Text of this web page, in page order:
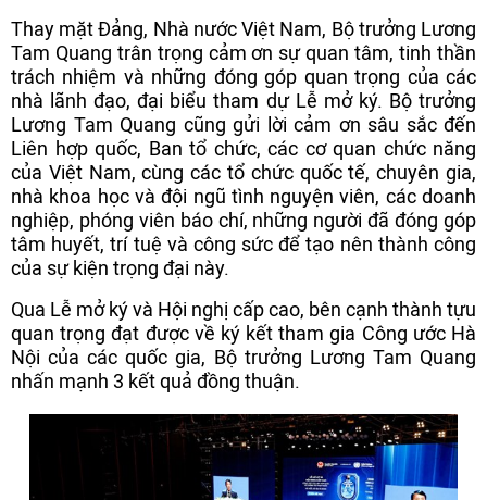
Thay mặt Đảng, Nhà nước Việt Nam, Bộ trưởng Lương
Tam Quang trân trọng cảm ơn sự quan tâm, tinh thần
trách nhiệm và những đóng góp quan trọng của các
nhà lãnh đạo, đại biểu tham dự Lễ mở ký. Bộ trưởng
Lương Tam Quang cũng gửi lời cảm ơn sâu sắc đến
Liên hợp quốc, Ban tổ chức, các cơ quan chức năng
của Việt Nam, cùng các tổ chức quốc tế, chuyên gia,
nhà khoa học và đội ngũ tình nguyện viên, các doanh
nghiệp, phóng viên báo chí, những người đã đóng góp
tâm huyết, trí tuệ và công sức để tạo nên thành công
của sự kiện trọng đại này.
Qua Lễ mở ký và Hội nghị cấp cao, bên cạnh thành tựu
quan trọng đạt được về ký kết tham gia Công ước Hà
Nội của các quốc gia, Bộ trưởng Lương Tam Quang
nhấn mạnh 3 kết quả đồng thuận.